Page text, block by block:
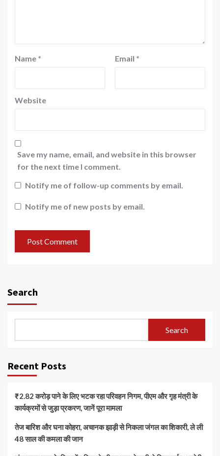
Name * Email *
Website
Save my name, email, and website in this browser
for the next time I comment.
Notify me of follow-up comments by email.
Notify me of new posts by email.
Search
Search
Recent Posts
₹2.82 करोड़ पाने के लिए भटक रहा परिवहन निगम, पीएम और गृह मंत्री के
कार्यक्रमों से जुड़ा प्रकरण, जानें पूरा मामला
तेज बारिश और घना कोहरा, अचानक झाड़ी से निकला जंगल का शिकारी, ले ली
48 साल की कमला की जान